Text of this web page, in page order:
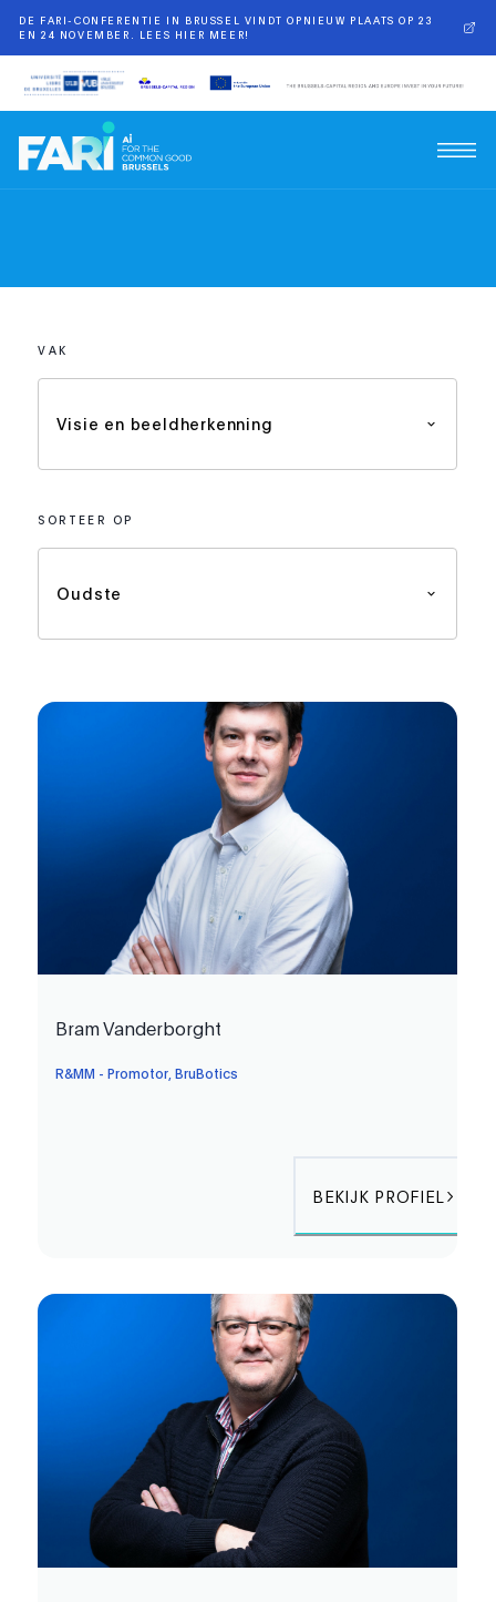
DE FARI-CONFERENTIE IN BRUSSEL VINDT OPNIEUW PLAATS OP 23
EN 24 NOVEMBER. LEES HIER MEER!
VAK
Visie en beeldherkenning
SORTEER OP
Oudste
Bram Vanderborght
R&MM - Promotor, BruBotics
BEKIJK PROFIEL